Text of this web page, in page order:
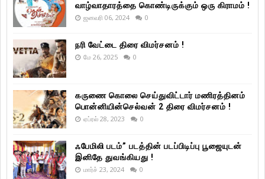
வாழ்வாதாரத்தை கொண்டிருக்கும் ஒரு கிராமம் !
ஜனவரி 06, 2024 0
நரி வேட்டை திரை விமர்சனம் !
மே 26, 2025 0
கருணை கொலை செய்துவிட்டார் மணிரத்தினம்
பொன்னியின்செல்வன் 2 திரை விமர்சனம் !
ஏப்ரல் 28, 2023 0
ஃபேமிலி படம்” படத்தின் படப்பிடிப்பு பூஜையுடன்
இனிதே துவங்கியது !
மார்ச் 23, 2024 0